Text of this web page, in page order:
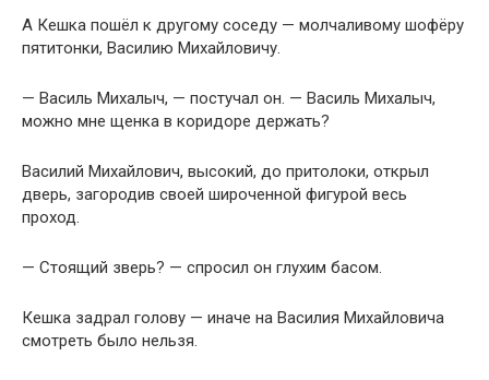
А Кешка пошёл к другому соседу — молчаливому шофёру
пятитонки, Василию Михайловичу.
— Василь Михалыч, — постучал он. — Василь Михалыч,
можно мне щенка в коридоре держать?
Василий Михайлович, высокий, до притолоки, открыл
дверь, загородив своей широченной фигурой весь
проход.
— Стоящий зверь? — спросил он глухим басом.
Кешка задрал голову — иначе на Василия Михайловича
смотреть было нельзя.